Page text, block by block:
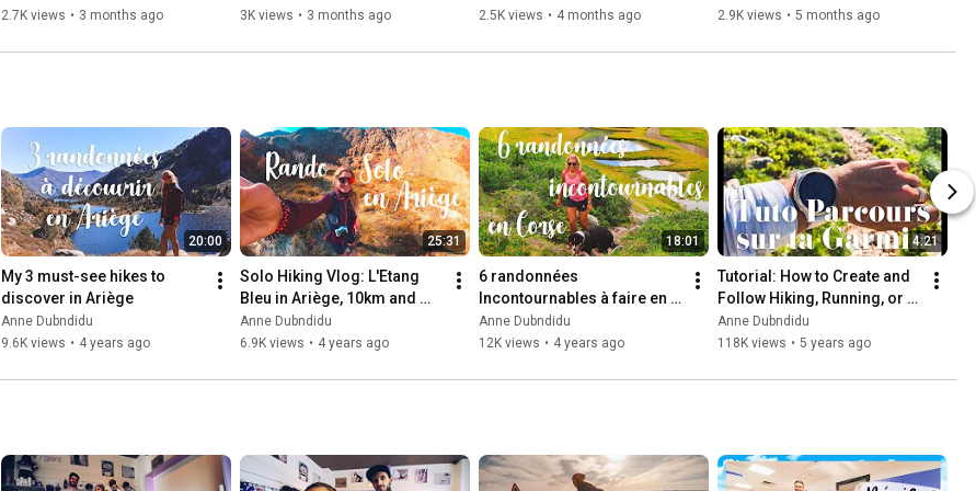
Contact:
2.7K views • 3 months ago
3K views • 3 months ago
2.5K views • 4 months ago
2.9K views • 5 months ago
20:00
My 3 must-see hikes to
discover in Ariège
Anne Dubndidu
9.6K views • 4 years ago
25:31
Solo Hiking Vlog: L'Etang
Bleu in Ariège, 10km and
750m Elevation Gain
Anne Dubndidu
6.9K views • 4 years ago
18:01
6 randonnées
Incontournables à faire en
Corse
Anne Dubndidu
12K views • 4 years ago
4:21
Tutorial: How to Create and
Follow Hiking, Running, or
Trail Routes on Your Garmin
Watch
Anne Dubndidu
118K views • 5 years ago